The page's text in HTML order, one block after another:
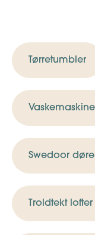
Tørretumbler
Vaskemaskine
Swedoor døre
Troldtekt lofter